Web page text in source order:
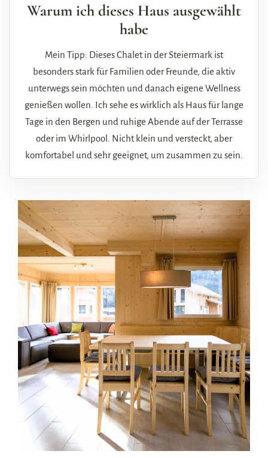
Warum ich dieses Haus ausgewählt
habe
Mein Tipp: Dieses Chalet in der Steiermark ist
besonders stark für Familien oder Freunde, die aktiv
unterwegs sein möchten und danach eigene Wellness
genießen wollen. Ich sehe es wirklich als Haus für lange
Tage in den Bergen und ruhige Abende auf der Terrasse
oder im Whirlpool. Nicht klein und versteckt, aber
komfortabel und sehr geeignet, um zusammen zu sein.